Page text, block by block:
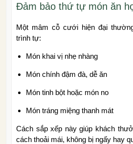
Đảm bảo thứ tự món ăn
Một mâm cỗ cưới hiện đại
trình tự:
Món khai vị nhẹ nhàng
Món chính đậm đà, dễ ăn
Món tinh bột hoặc món no
Món tráng miệng thanh mát
Cách sắp xếp này giúp khách
cách thoải mái, không bị ngấy hay